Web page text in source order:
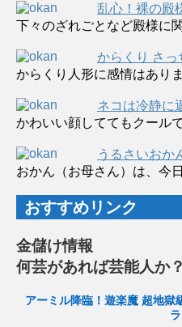
乱心！裸の殿
下々のざれごとなど殿様に
からくり さっ
からくり人形に感情はあり
ネコは冷静に
かわいい顔しててもクールで
うるさいおか
おかん（お母さん）は、今
おすすめリンク
金儲け情報
何芸があれば芸能人か？
アーミル降臨！遊楽魔 超地
ラ